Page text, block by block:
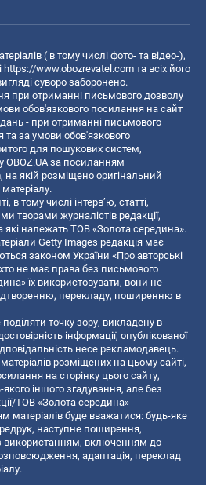
( в тому числі фото- та відео-),
https://www.obozrevatel.com та всіх його
суворо заборонено.
при отриманні письмового дозволу
обов'язкового посилання на сайт
- при отриманні письмового
та за умови обов'язкового
для пошукових систем,
OBOZ.UA за посиланням
, на якій розміщено оригінальний
в тому числі інтерв’ю, статті,
творами журналістів редакції,
які належать ТОВ «Золота середина».
Getty Images редакція має
законом України «Про авторські
не має права без письмового
їх використовувати, вони не
перекладу, поширенню в
точку зору, викладену в
інформації, опублікованої
несе рекламодавець.
розміщених на цьому сайті,
на сторінку цього сайту,
якого іншого згадування, але без
ТОВ «Золота середина»
матеріалів буде вважатися: будь-яке
наступне поширення,
використанням, включенням до
адаптація, переклад